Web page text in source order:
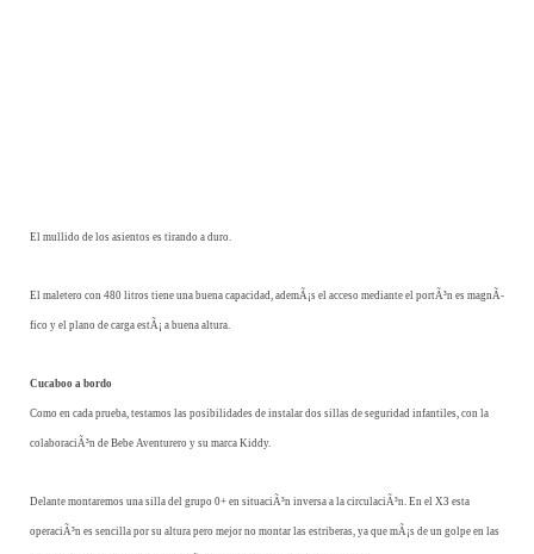
El mullido de los asientos es tirando a duro.
El maletero con 480 litros tiene una buena capacidad, ademÃ¡s el acceso mediante el portÃ³n es magnÃ­
fico y el plano de carga estÃ¡ a buena altura.
Cucaboo a bordo
Como en cada prueba, testamos las posibilidades de instalar dos sillas de seguridad infantiles, con la
colaboraciÃ³n de Bebe Aventurero y su marca Kiddy.
Delante montaremos una silla del grupo 0+ en situaciÃ³n inversa a la circulaciÃ³n. En el X3 esta
operaciÃ³n es sencilla por su altura pero mejor no montar las estriberas, ya que mÃ¡s de un golpe en las